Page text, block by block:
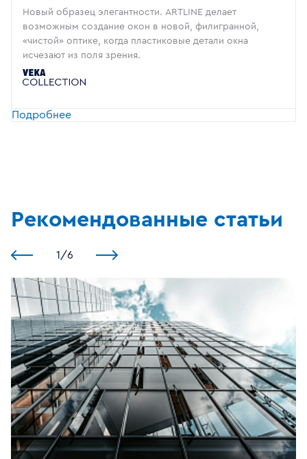
Новый образец элегантности. ARTLINE делает
возможным создание окон в новой, филигранной,
«чистой» оптике, когда пластиковые детали окна
исчезают из поля зрения.
Подробнее
Рекомендованные статьи
1 /6